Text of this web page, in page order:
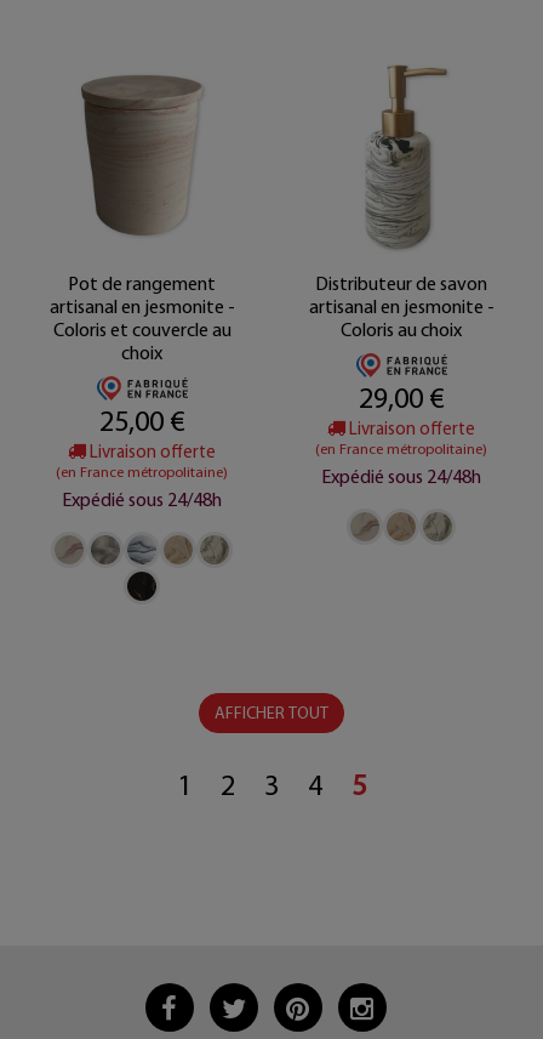
Pot de rangement
artisanal en jesmonite -
Coloris et couvercle au
choix
25,00 €
Livraison offerte
(en France métropolitaine)
Expédié sous 24/48h
Distributeur de savon
artisanal en jesmonite -
Coloris au choix
29,00 €
Livraison offerte
(en France métropolitaine)
Expédié sous 24/48h
AFFICHER TOUT
1 2 3 4 5